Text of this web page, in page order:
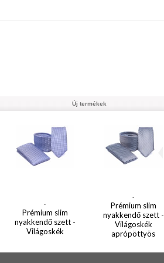
Új termékek
-
Prémium slim
nyakkendő szett -
Világoskék
-
Prémium slim
nyakkendő szett -
Világoskék
aprópöttyös